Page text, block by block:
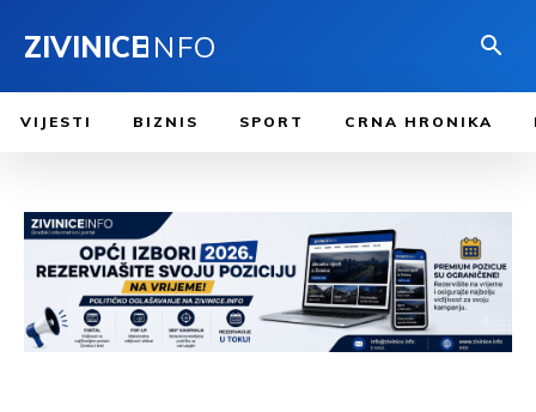
ZIVINICEINFO
VIJESTI BIZNIS SPORT CRNA HRONIKA